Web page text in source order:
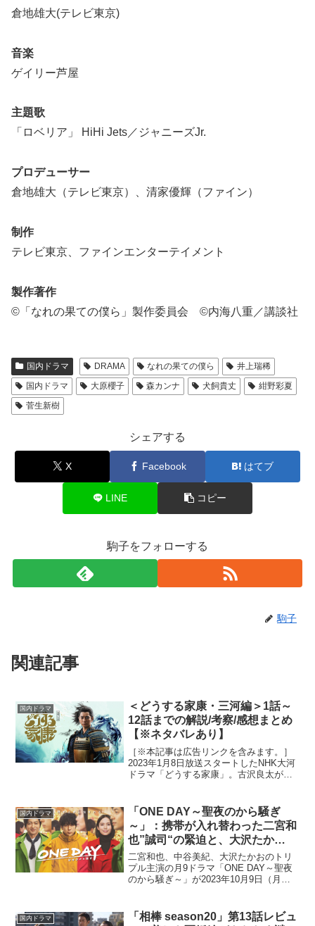
倉地雄大(テレビ東京)
音楽
ゲイリー芦屋
主題歌
「ロベリア」 HiHi Jets／ジャニーズJr.
プロデューサー
倉地雄大（テレビ東京）、清家優輝（ファイン）
制作
テレビ東京、ファインエンターテイメント
製作著作
©「なれの果ての僕ら」製作委員会 ©️内海八重／講談社
国内ドラマ DRAMA なれの果ての僕ら
井上瑞稀
国内ドラマ
大原櫻子 森カンナ 犬飼貴丈
紺野彩夏
菅生新樹
シェアする
X Facebook はてブ
LINE コピー
駒子をフォローする
駒子
関連記事
国内ドラマ
＜どうする家康・三河編＞1話～
12話までの解説/考察/感想まとめ
【※ネタバレあり】
［※本記事は広告リンクを含みます。］
2023年1月8日放送スタートしたNHK大河
ドラマ「どうする家康」。古沢良太が脚
いた波乱万丈エンターテイメント。大河
ドラマ初主演とな...
国内ドラマ
「ONE DAY～聖夜のから騒ぎ
～」：携帯が入れ替わった二宮和
也”誠司“の緊迫と、大沢たか
お”時生“の緩和が顕著な第6話
二宮和也、中谷美紀、大沢たかおのトリ
プル主演の月9ドラマ「ONE DAY～聖夜
のから騒ぎ～」が2023年10月9日（月）
いく――。本記事では、第6話を
国内ドラマ
「相棒 season20」第13話レビュ